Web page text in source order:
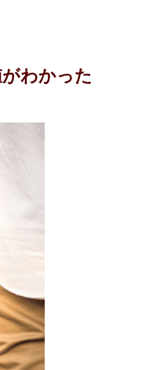
わかった